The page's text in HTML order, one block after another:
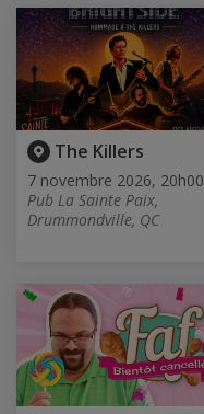
The Killers
7 novembre 2026, 20h00
Pub La Sainte Paix,
Drummondville, QC